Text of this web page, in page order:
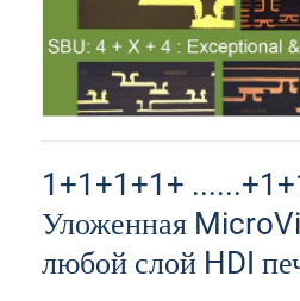
1+1+1+1+
Уложенная
любой слой HDI